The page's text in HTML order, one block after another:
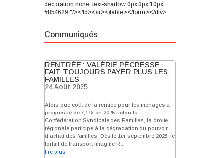
decoration:none; text-shadow:0px 0px 10px
#854629;"/></td></tr></table></form></div>
Communiqués
RENTRÉE : VALÉRIE PÉCRESSE
FAIT TOUJOURS PAYER PLUS LES
FAMILLES
24 Août 2025
Alors que coût de la rentrée pour les ménages a
progressé de 7,1% en 2025 selon la
Confédération Syndicale des Familles, la droite
régionale participe à la dégradation du pouvoir
d’achat des familles. Dès le 1er septembre 2025, le
forfait de transport Imagine R...
lire plus